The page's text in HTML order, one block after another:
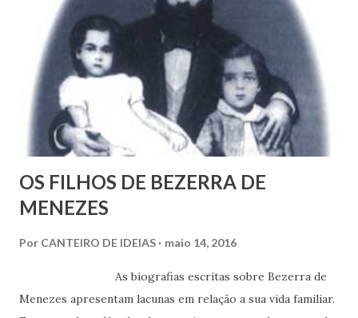
OS FILHOS DE BEZERRA DE
MENEZES
Por CANTEIRO DE IDEIAS maio 14, 2016
As biografias escritas sobre Bezerra de
Menezes apresentam lacunas em relação a sua vida familiar.